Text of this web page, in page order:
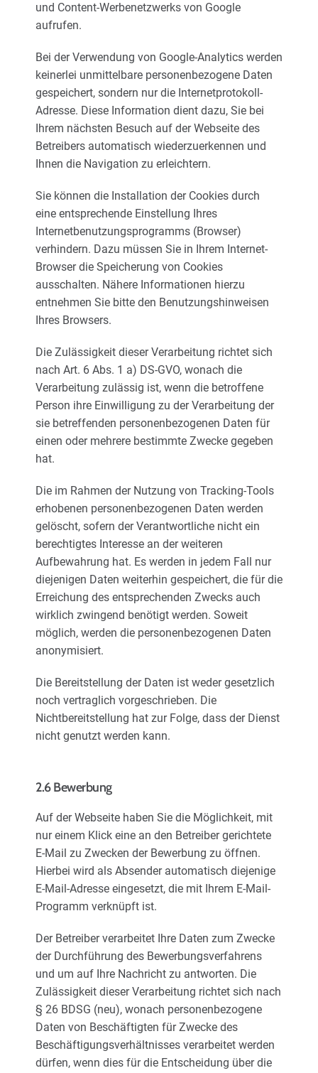
und Content-Werbenetzwerks von Google
aufrufen.
Bei der Verwendung von Google-Analytics werden
keinerlei unmittelbare personenbezogene Daten
gespeichert, sondern nur die Internetprotokoll-
Adresse. Diese Information dient dazu, Sie bei
Ihrem nächsten Besuch auf der Webseite des
Betreibers automatisch wiederzuerkennen und
Ihnen die Navigation zu erleichtern.
Sie können die Installation der Cookies durch
eine entsprechende Einstellung Ihres
Internetbenutzungsprogramms (Browser)
verhindern. Dazu müssen Sie in Ihrem Internet-
Browser die Speicherung von Cookies
ausschalten. Nähere Informationen hierzu
entnehmen Sie bitte den Benutzungshinweisen
Ihres Browsers.
Die Zulässigkeit dieser Verarbeitung richtet sich
nach Art. 6 Abs. 1 a) DS-GVO, wonach die
Verarbeitung zulässig ist, wenn die betroffene
Person ihre Einwilligung zu der Verarbeitung der
sie betreffenden personenbezogenen Daten für
einen oder mehrere bestimmte Zwecke gegeben
hat.
Die im Rahmen der Nutzung von Tracking-Tools
erhobenen personenbezogenen Daten werden
gelöscht, sofern der Verantwortliche nicht ein
berechtigtes Interesse an der weiteren
Aufbewahrung hat. Es werden in jedem Fall nur
diejenigen Daten weiterhin gespeichert, die für die
Erreichung des entsprechenden Zwecks auch
wirklich zwingend benötigt werden. Soweit
möglich, werden die personenbezogenen Daten
anonymisiert.
Die Bereitstellung der Daten ist weder gesetzlich
noch vertraglich vorgeschrieben. Die
Nichtbereitstellung hat zur Folge, dass der Dienst
nicht genutzt werden kann.
2.6 Bewerbung
Auf der Webseite haben Sie die Möglichkeit, mit
nur einem Klick eine an den Betreiber gerichtete
E-Mail zu Zwecken der Bewerbung zu öffnen.
Hierbei wird als Absender automatisch diejenige
E-Mail-Adresse eingesetzt, die mit Ihrem E-Mail-
Programm verknüpft ist.
Der Betreiber verarbeitet Ihre Daten zum Zwecke
der Durchführung des Bewerbungsverfahrens
und um auf Ihre Nachricht zu antworten. Die
Zulässigkeit dieser Verarbeitung richtet sich nach
§ 26 BDSG (neu), wonach personenbezogene
Daten von Beschäftigten für Zwecke des
Beschäftigungsverhältnisses verarbeitet werden
dürfen, wenn dies für die Entscheidung über die